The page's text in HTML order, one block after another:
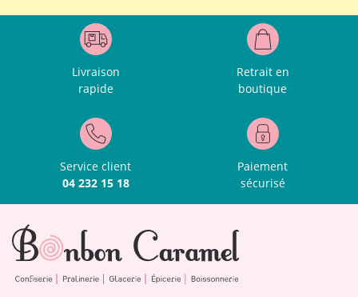
Livraison
rapide
Retrait en
boutique
Service client
04 232 15 18
Paiement
sécurisé